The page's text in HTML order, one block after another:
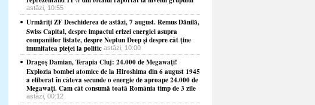
astăzi, 10:55
Urmăriţi ZF Deschiderea de astăzi, 7 august. Remus Dănilă,
Swiss Capital, despre impactul crizei energiei asupra
companiilor listate, despre Neptun Deep şi despre cât ţine
imunitatea pieţei la politic astăzi, 10:00
Dragoş Damian, Terapia Cluj: 24.000 de Megawaţi!
Explozia bombei atomice de la Hiroshima din 6 august 1945
a eliberat în câteva secunde o energie de aproape 24.000 de
Megawaţi. Cam cât consumă toată România timp de 3 zile
astăzi, 00:12